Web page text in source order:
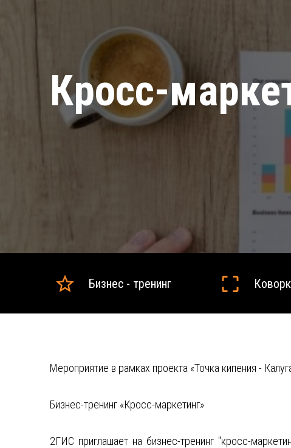
Кросс-
Бизнес - тренинг
Мероприятие в рамках проекта «Точка кипения -
Бизнес-тренинг «Кросс-маркетинг»
2ГИС приглашает на бизнес-тренинг "кросс-